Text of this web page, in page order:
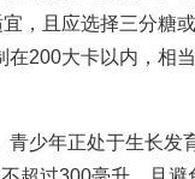
，且应选择三分糖
200大卡以内，相
少年正处于生长发